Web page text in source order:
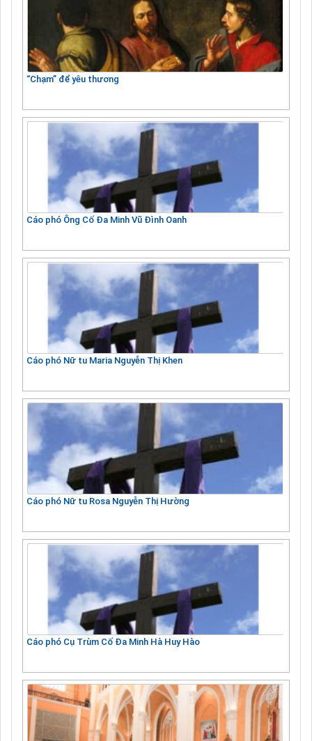
“Chạm” để yêu thương
Cáo phó Ông Cố Đa Minh Vũ Đình Oanh
Cáo phó Nữ tu Maria Nguyễn Thị Khen
Cáo phó Nữ tu Rosa Nguyễn Thị Hường
Cáo phó Cụ Trùm Cố Đa Minh Hà Huy Hào